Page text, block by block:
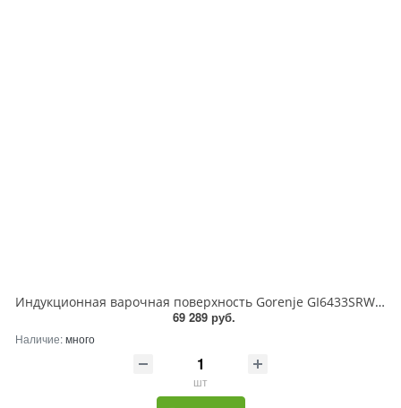
Индукционная варочная поверхность Gorenje GI6433SRWF, 4 конфорки, с зоной расширения, стеклокерамика, 7360 Вт
69 289 руб.
Наличие:много
шт